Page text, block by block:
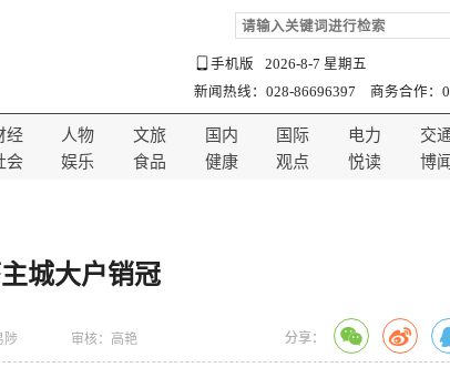
手机版
2026-8-7 星期五
新闻热线：028-86696397 商务合作：
经 人物 文旅 国内 国际 电力 交
会 娱乐 食品 健康 观点 悦读 博闻
城大户销冠
陟 审核：高艳 分享：